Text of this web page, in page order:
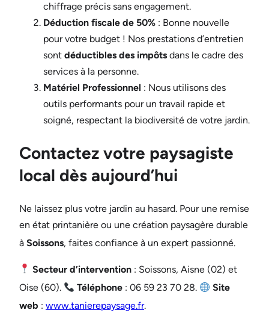
chiffrage précis sans engagement.
Déduction fiscale de 50% : Bonne nouvelle
pour votre budget ! Nos prestations d’entretien
sont déductibles des impôts dans le cadre des
services à la personne.
Matériel Professionnel : Nous utilisons des
outils performants pour un travail rapide et
soigné, respectant la biodiversité de votre jardin.
Contactez votre paysagiste
local dès aujourd’hui
Ne laissez plus votre jardin au hasard. Pour une remise
en état printanière ou une création paysagère durable
à Soissons, faites confiance à un expert passionné.
Secteur d’intervention : Soissons, Aisne (02) et
Oise (60). Téléphone : 06 59 23 70 28.
Site
web : www.tanierepaysage.fr.